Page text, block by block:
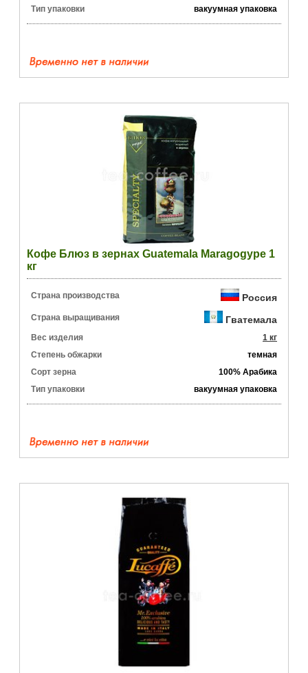
Тип упаковки
вакуумная упаковка
Кофе Блюз в зернах Guatemala Maragogype 1
кг
Страна производства Россия
Страна выращивания Гватемала
Вес изделия
1 кг
Степень обжарки
темная
Сорт зерна
100% Арабика
Тип упаковки
вакуумная упаковка